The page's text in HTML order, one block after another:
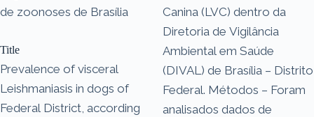
de zoonoses de Brasília
Title
Prevalence of visceral
Leishmaniasis in dogs of
Federal District, according
Canina (LVC) dentro da
Diretoria de Vigilância
Ambiental em Saúde
(DIVAL) de Brasília – Distrito
Federal. Métodos – Foram
analisados dados de